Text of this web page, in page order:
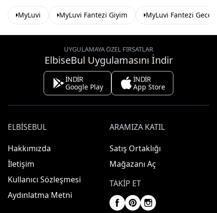
MyLuvi MyLuvi Fantezi Giyim MyLuvi Fantezi
UYGULAMAYA ÖZEL FIRSATLAR
ElbiseBul Uygulamasını İndir
İNDİR
Google Play
İNDİR
App Store
ELBISEBUL
Hakkımızda
İletişim
Kullanıcı Sözleşmesi
Aydınlatma Metni
ARAMIZA KATIL
Satış Ortaklığı
Mağazanı Aç
TAKIP ET